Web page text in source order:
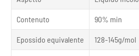
Contenuto 90% min
Epossido equivalente 128-145g/mol